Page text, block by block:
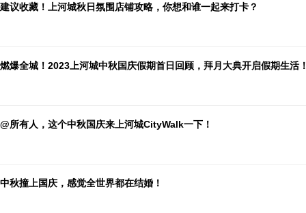
建议收藏！上河城秋日氛围店铺攻略，你想和谁一起来打卡？
燃爆全城！2023上河城中秋国庆假期首日回顾，拜月大典开启假期生活
@所有人，这个中秋国庆来上河城CityWalk一下！
中秋撞上国庆，感觉全世界都在结婚！